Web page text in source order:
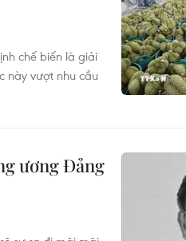
chế biến là giải
này vượt nhu cầu
ương Đảng